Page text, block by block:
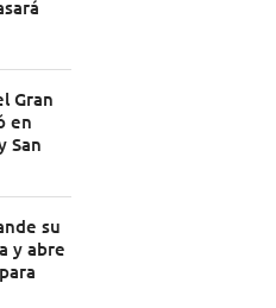
Gran
en
San
su
y abre